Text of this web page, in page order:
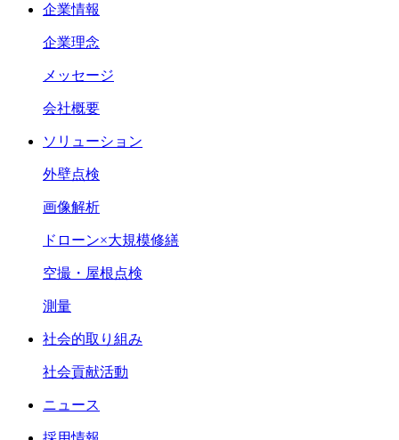
企業情報
企業理念
メッセージ
会社概要
ソリューション
外壁点検
画像解析
ドローン×大規模修繕
空撮・屋根点検
測量
社会的取り組み
社会貢献活動
ニュース